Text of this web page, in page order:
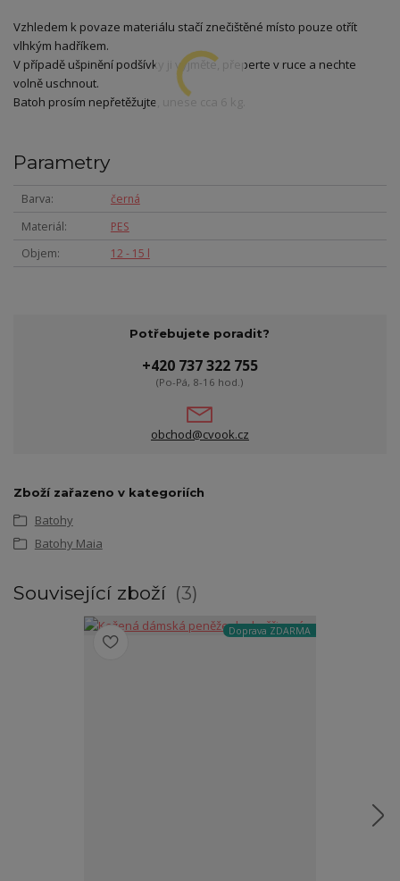
Vzhledem k povaze materiálu stačí znečištěné místo pouze otřít
vlhkým hadříkem.
V případě ušpinění podšívky ji vyjměte, přeperte v ruce a nechte
volně uschnout.
Batoh prosím nepřetěžujte, unese cca 6 kg.
Parametry
Barva
černá
Materiál
PES
Objem
12 - 15 l
Potřebujete poradit?
+420 737 322 755
(Po-Pá, 8-16 hod.)
obchod@cvook.cz
Zboží zařazeno v kategoriích
Batohy
Batohy Maia
Související zboží 3
Doprava ZDARMA